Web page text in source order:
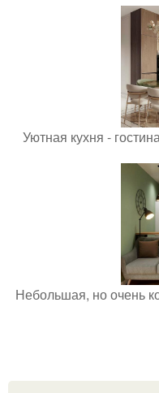
Уютная кухня -
Небольшая, но очень